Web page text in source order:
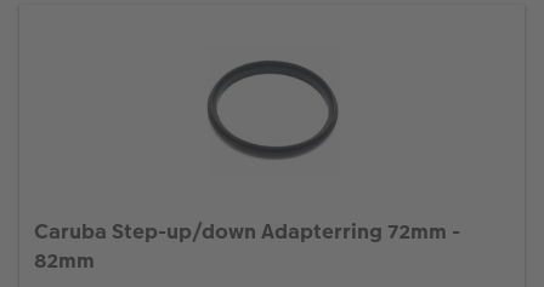
Caruba Step-up/down Adapterring 72mm -
82mm